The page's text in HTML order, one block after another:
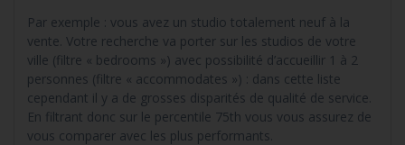
Par exemple : vous avez un studio totalement neuf à la
vente. Votre recherche va porter sur les studios de votre
ville (filtre « bedrooms ») avec possibilité d’accueillir 1 à 2
personnes (filtre « accommodates ») : dans cette liste
cependant il y a de grosses disparités de qualité de service.
En filtrant donc sur le percentile 75th vous vous assurez de
vous comparer avec les plus performants.